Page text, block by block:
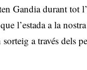
Gandia durant tot
l’estada a la
a través dels